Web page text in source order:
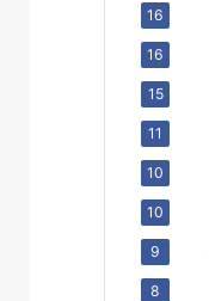
16
16
15
11
10
10
9
8